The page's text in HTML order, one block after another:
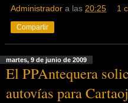
Administrador a las 20:25 1
Compartir
martes, 9 de junio de 2009
El PPAntequera
autovías para